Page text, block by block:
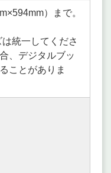
）まで。
統一してくださ
、デジタルブッ
ことがありま